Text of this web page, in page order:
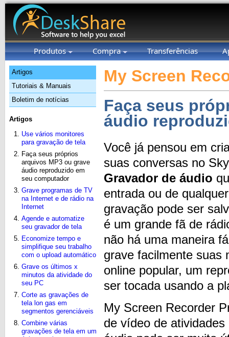
Produtos Compra Transferências
Artigos
Tutoriais & Manuais
Boletim de notícias
Artigos
Use vários monitores
para gravação de tela
Faça seus próprios
arquivos MP3 ou grave
áudio reproduzido em
seu computador
Grave programas de TV
na Internet e de rádio na
Internet
Agende e automatize
seu gravador de tela
Economize tempo e
simplifique seu trabalho
com o upload automático
Grave os últimos x
minutos da atividade do
seu PC
Corte as gravações de
tela lon gas em
segmentos gerenciáveis
Combine várias
gravações de tela em um
My Screen
Faça seus
áudio
Você já pensou em
suas conversas no
Gravador de áudio
entrada ou de
gravação pode ser
é um grande fã de
não há uma maneira
grave facilmente suas
online popular, um
ser tocada usando a
My Screen Recorder
de vídeo de